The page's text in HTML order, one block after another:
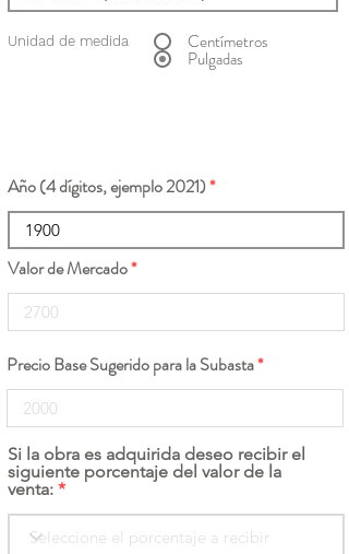
Unidad de medida Centímetros
Pulgadas
Año (4 dígitos, ejemplo 2021)
Valor de Mercado
Precio Base Sugerido para la Subasta
Si la obra es adquirida deseo recibir el
siguiente porcentaje del valor de la
venta: